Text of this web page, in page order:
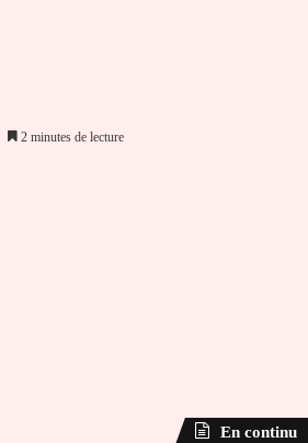
2 minutes de lecture
En continu